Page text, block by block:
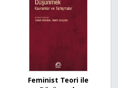
Feminist Teori ile